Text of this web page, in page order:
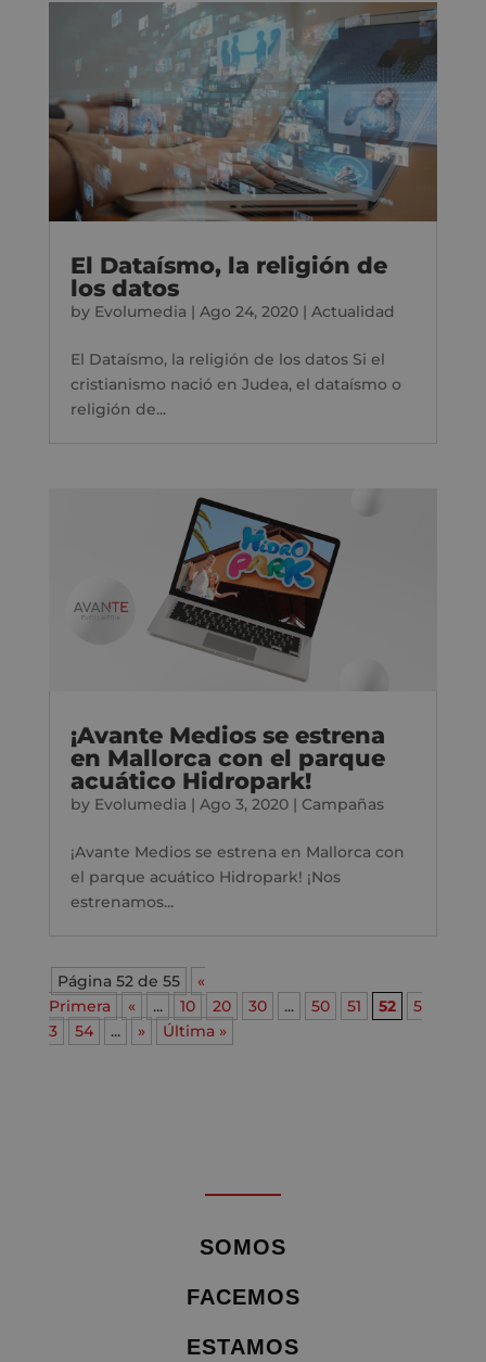
El Dataísmo, la religión de
los datos
by Evolumedia | Ago 24, 2020| Actualidad
El Dataísmo, la religión de los datos Si el
cristianismo nació en Judea, el dataísmo o
religión de...
¡Avante Medios se estrena
en Mallorca con el parque
acuático Hidropark!
by Evolumedia | Ago 3, 2020| Campañas
¡Avante Medios se estrena en Mallorca con
el parque acuático Hidropark! ¡Nos
estrenamos...
Página 52 de 55
«
Primera
« ... 10 20 30 ... 50 51 52
5
3
54 ... » Última »
SOMOS
FACEMOS
ESTAMOS